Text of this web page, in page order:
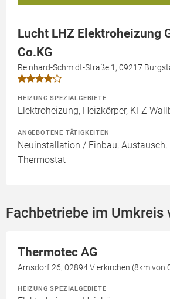
Lucht LHZ Elektroheizung
Co.KG
Reinhard-Schmidt-Straße 1, 09217
HEIZUNG SPEZIALGEBIETE
Elektroheizung, Heizkörper, KFZ
ANGEBOTENE TÄTIGKEITEN
Neuinstallation / Einbau, Austausch,
Thermostat
Fachbetriebe im Umkreis
Thermotec AG
Arnsdorf 26, 02894 Vierkirchen (8km von
HEIZUNG SPEZIALGEBIETE